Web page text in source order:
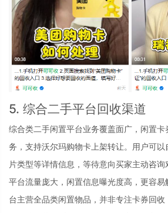
5. 综合二手平台回收渠道
综合类二手闲置平台业务覆盖面广，闲置
务，支持沃尔玛购物卡上架转让。用户可
片类型等详情信息，等待意向买家主动咨询
平台流量庞大，闲置信息曝光度高，更容
台主营全品类闲置物品，并非专注卡券回收